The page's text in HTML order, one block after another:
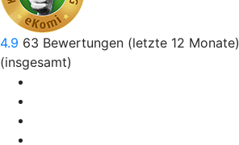
4.9 63 Bewertungen (letzte 12 Monate)
(insgesamt)